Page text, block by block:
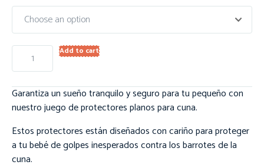
Add to cart
Garantiza un sueño tranquilo y seguro para tu pequeño con
nuestro juego de protectores planos para cuna.
Estos protectores están diseñados con cariño para proteger
a tu bebé de golpes inesperados contra los barrotes de la
cuna.